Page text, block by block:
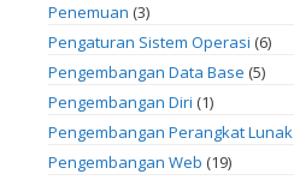
Penemuan (3)
Pengaturan Sistem Operasi (6)
Pengembangan Data Base (5)
Pengembangan Diri (1)
Pengembangan Perangkat Lunak
Pengembangan Web (19)